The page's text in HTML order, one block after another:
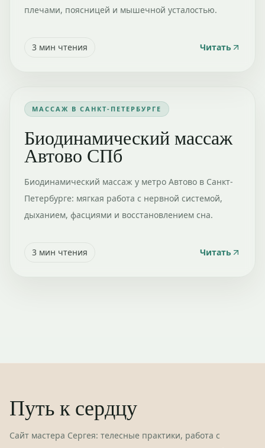
плечами, поясницей и мышечной усталостью.
3 мин чтения Читать
МАССАЖ В САНКТ-ПЕТЕРБУРГЕ
Биодинамический массаж
Автово СПб
Биодинамический массаж у метро Автово в Санкт-
Петербурге: мягкая работа с нервной системой,
дыханием, фасциями и восстановлением сна.
3 мин чтения Читать
Путь к сердцу
Сайт мастера Сергея: телесные практики, работа с